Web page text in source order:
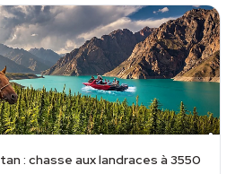
: chasse aux landraces à 3550